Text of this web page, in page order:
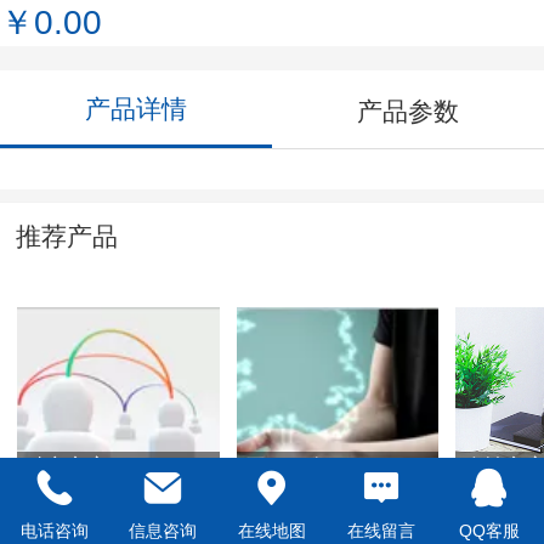
￥0.00
产品详情 产品参数
推荐产品
独立方案 网页开发 个性方
电话咨询 信息咨询 在线地图 在线留言 QQ客服